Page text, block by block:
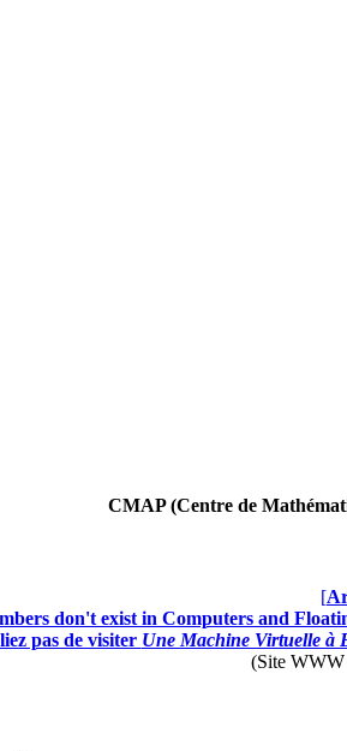
CMAP (Centre de
[
don't exist in Computers and
pas de visiter Une Machine Virtuelle à
(Site WWW